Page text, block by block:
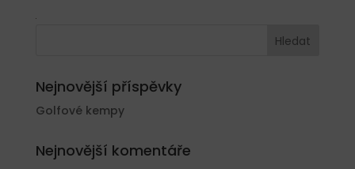
Nejnovější příspěvky
Golfové kempy
Nejnovější komentáře